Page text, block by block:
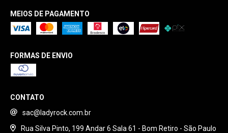
MEIOS DE PAGAMENTO
FORMAS DE ENVIO
CONTATO
sac@ladyrock.com.br
Rua Silva Pinto, 199 Andar 6 Sala 61 - Bom Retiro - São Paulo